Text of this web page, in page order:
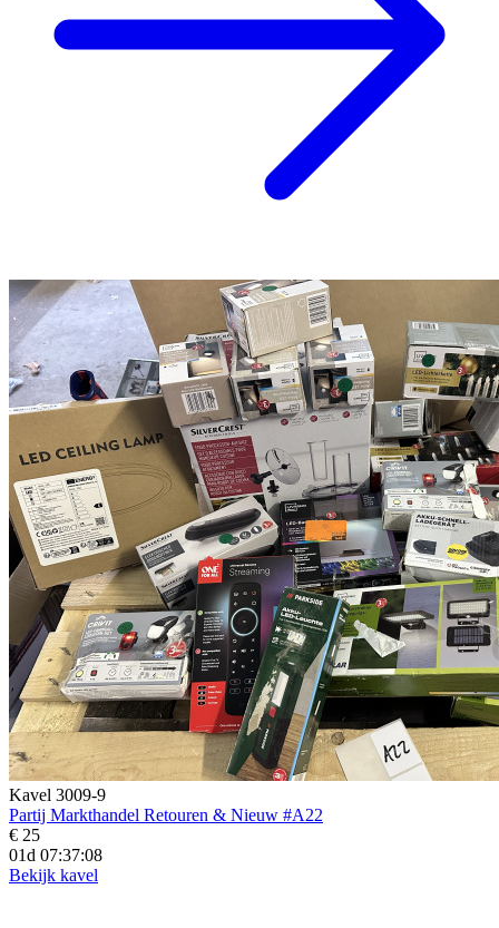
Kavel 3009-9
Partij Markthandel Retouren & Nieuw #A22
€ 25
01d 07:37:07
Bekijk kavel